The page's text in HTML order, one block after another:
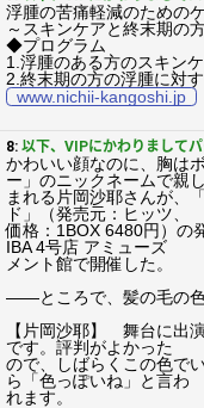
浮腫の苦痛軽減のための
～スキンケアと終末期の
◆プログラム
1.浮腫のある方のスキン
2.終末期の方の浮腫に対
www.nichii-kangoshi.jp
8: 以下、VIPにかわりまして
かわいい顔なのに、胸は
ー」のニックネームで親し
まれる片岡沙耶さんが、
ド」（発売元：ヒッツ、
価格：1BOX 6480円）の
IBA 4号店 アミューズ
メント館で開催した。
――ところで、髪の毛の色
【片岡沙耶】 舞台に出
です。評判がよかった
ので、しばらくこの色で
ら「色っぽいね」と言わ
れます。